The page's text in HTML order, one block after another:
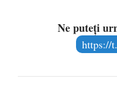
Ne puteți
https://